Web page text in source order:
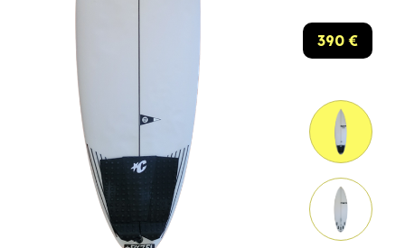
390 €